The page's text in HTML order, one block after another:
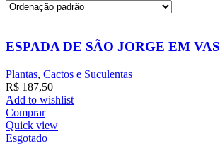
ESPADA DE SÃO JORGE EM
Plantas, Cactos e Suculentas
R$ 187,50
Add to wishlist
Comprar
Quick view
Esgotado